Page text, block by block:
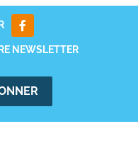
NEWSLETTER